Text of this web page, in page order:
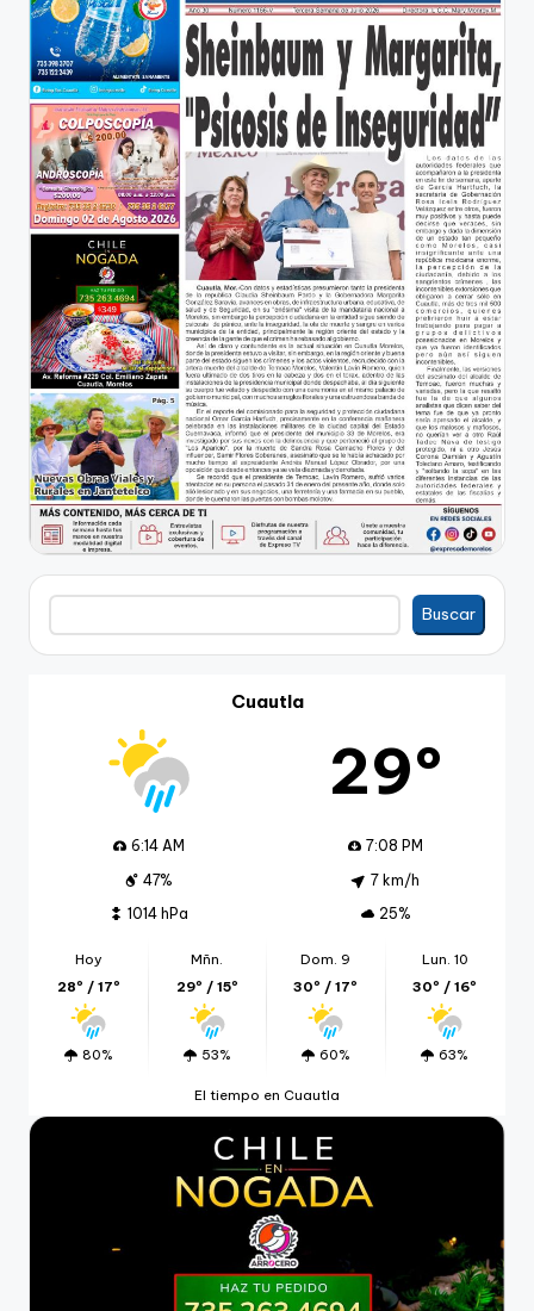
Buscar
Buscar
Cuautla
29º
6:14 AM
7:08 PM
47%
7 km/h
1014 hPa
25%
Hoy
28º / 17º
80%
Mñn.
29º / 15º
53%
Dom. 9
30º / 17º
60%
Lun. 10
30º / 16º
63%
El tiempo en Cuautla